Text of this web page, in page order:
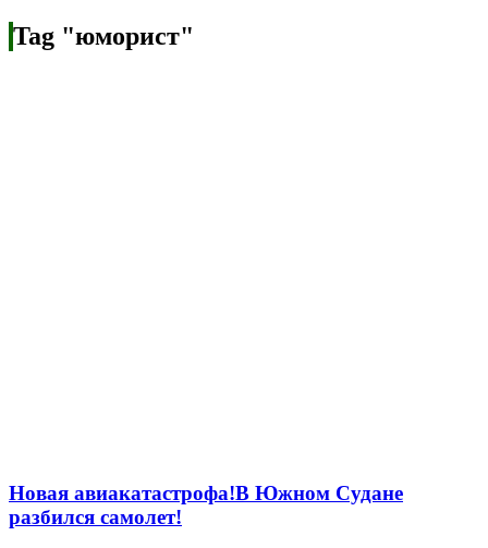
Tag "юморист"
Новая авиакатастрофа!В Южном Судане
разбился самолет!